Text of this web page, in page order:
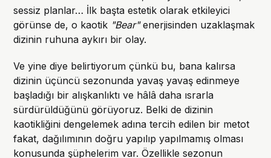
sessiz planlar… İlk başta estetik olarak etkileyici
görünse de, o kaotik "Bear"enerjisinden uzaklaşmak
dizinin ruhuna aykırı bir olay.
Ve yine diye belirtiyorum çünkü bu, bana kalırsa
dizinin üçüncü sezonunda yavaş yavaş edinmeye
başladığı bir alışkanlıktı ve hâlâ daha ısrarla
sürdürüldüğünü görüyoruz. Belki de dizinin
kaotikliğini dengelemek adına tercih edilen bir metot
fakat, dağılımının doğru yapılıp yapılmamış olması
konusunda şüphelerim var. Özellikle sezonun